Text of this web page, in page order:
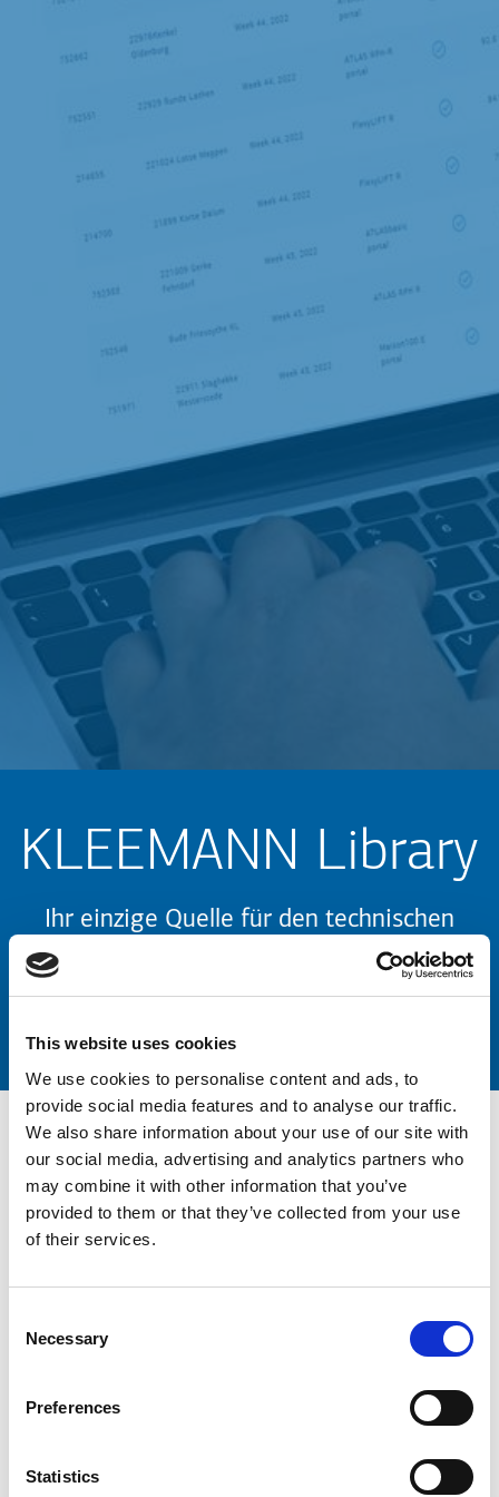
This website uses cookies
We use cookies to personalise content and ads, to
provide social media features and to analyse our traffic.
We also share information about your use of our site with
our social media, advertising and analytics partners who
may combine it with other information that you’ve
provided to them or that they’ve collected from your use
of their services.
Selection
Necessary
Preferences
Statistics
KLEEMANN Library
Ihr einzige Quelle für den technischen
KLEEMANN Library
mit großer Freude haben wir ein neues Online-Werkzeug
entwickelt, das den Bestellvorgang für unsere Kunden bequemer
denn je macht.
KLEEMANN Library beschleunigt den Prozess, macht ihn
den Informationen, die sie jederzeit benötigen, indem alle